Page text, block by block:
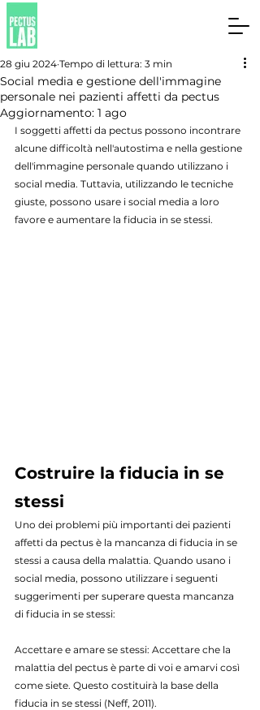
Social media e gestione dell'immagine
personale nei pazienti affetti da pectus
28 giu 2024 Tempo di lettura: 3 min
Aggiornamento: 1 ago
I soggetti affetti da pectus possono incontrare
alcune difficoltà nell'autostima e nella gestione
dell'immagine personale quando utilizzano i
social media. Tuttavia, utilizzando le tecniche
giuste, possono usare i social media a loro
favore e aumentare la fiducia in se stessi.
Costruire la fiducia in se
stessi
Uno dei problemi più importanti dei pazienti
affetti da pectus è la mancanza di fiducia in se
stessi a causa della malattia. Quando usano i
social media, possono utilizzare i seguenti
suggerimenti per superare questa mancanza
di fiducia in se stessi:
Accettare e amare se stessi: Accettare che la
malattia del pectus è parte di voi e amarvi così
come siete. Questo costituirà la base della
fiducia in se stessi (Neff, 2011).